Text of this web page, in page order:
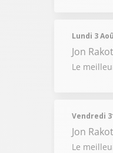
Lundi 3
Jon
Le
Vendredi
Jon
Le